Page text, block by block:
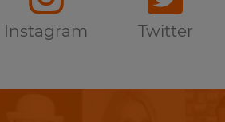
Instagram Twitter